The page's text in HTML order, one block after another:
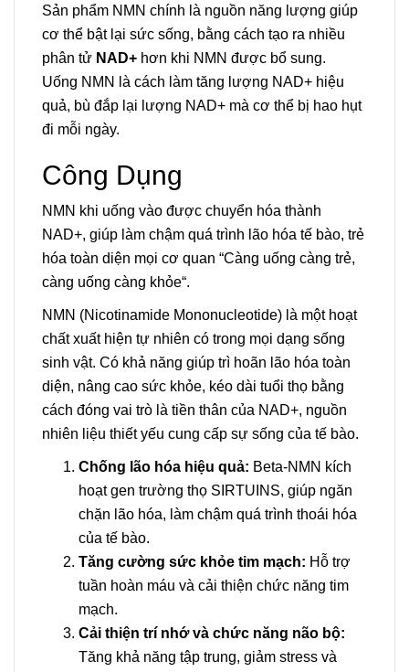
Sản phẩm NMN chính là nguồn năng lượng giúp
cơ thể bật lại sức sống, bằng cách tạo ra nhiều
phân tử NAD+ hơn khi NMN được bổ sung.
Uống NMN là cách làm tăng lượng NAD+ hiệu
quả, bù đắp lại lượng NAD+ mà cơ thể bị hao hụt
đi mỗi ngày.
Công Dụng
NMN khi uống vào được chuyển hóa thành
NAD+, giúp làm chậm quá trình lão hóa tế bào, trẻ
hóa toàn diện mọi cơ quan “Càng uống càng trẻ,
càng uống càng khỏe“.
NMN (Nicotinamide Mononucleotide) là một hoạt
chất xuất hiện tự nhiên có trong mọi dạng sống
sinh vật. Có khả năng giúp trì hoãn lão hóa toàn
diện, nâng cao sức khỏe, kéo dài tuổi thọ bằng
cách đóng vai trò là tiền thân của NAD+, nguồn
nhiên liệu thiết yếu cung cấp sự sống của tế bào.
Chống lão hóa hiệu quả: Beta-NMN kích
hoạt gen trường thọ SIRTUINS, giúp ngăn
chặn lão hóa, làm chậm quá trình thoái hóa
của tế bào.
Tăng cường sức khỏe tim mạch: Hỗ trợ
tuần hoàn máu và cải thiện chức năng tim
mạch.
Cải thiện trí nhớ và chức năng não bộ:
Tăng khả năng tập trung, giảm stress và